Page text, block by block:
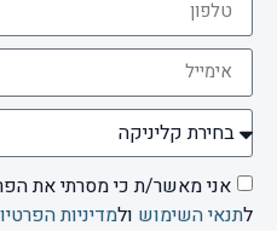
אני מאשר/ת כי מסרתי את
לתנאי השימוש ולמדיניות